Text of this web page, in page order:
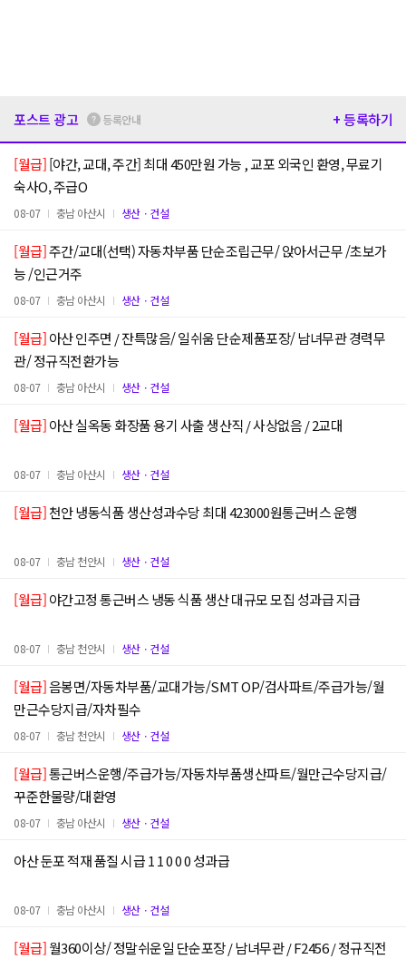
포스트 광고 등록안내 + 등록하기
[월급]
숙사O, 주급O
08-07 충남 아산시 생산ㆍ건설
[월급]
능 /인근거주
08-07 충남 아산시 생산ㆍ건설
[월급]
관/ 정규직전환가능
08-07 충남 아산시 생산ㆍ건설
[월급]아산 실옥동 화장품 용기 사출 생산직 / 사상없음 / 2교대
08-07 충남 아산시 생산ㆍ건설
[월급]천안 냉동식품 생산성과수당 최대 423000원통근버스 운행
08-07 충남 천안시 생산ㆍ건설
[월급]야간고정 통근버스 냉동 식품 생산 대규모 모집 성과급 지급
08-07 충남 천안시 생산ㆍ건설
[월급]
만근수당지급/자차필수
08-07 충남 천안시 생산ㆍ건설
[월급]
꾸준한물량/대환영
08-07 충남 아산시 생산ㆍ건설
아산 둔포 적재 품질 시급 1 1 0 0 0 성과급
08-07 충남 아산시 생산ㆍ건설
[월급]